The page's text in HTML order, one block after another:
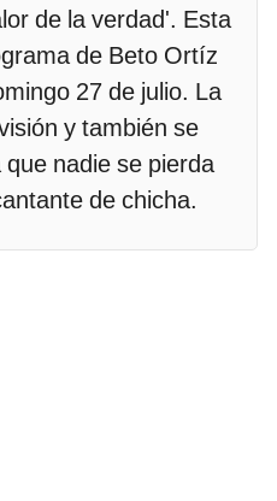
de la verdad'. Esta
de Beto Ortíz
27 de julio. La
y también se
nadie se pierda
de chicha.